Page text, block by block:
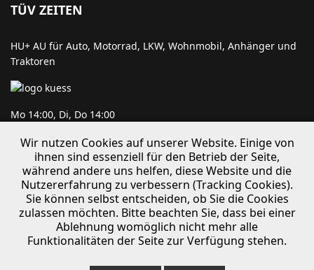
TÜV ZEITEN
HU+ AU für Auto, Motorrad, LKW, Wohnmobil, Anhänger und
Traktoren
Mo 14:00, Di, Do 14:00
Mi, Fr 14:30
mit Möglichkeit zur Eintragung nach §21
Wir nutzen Cookies auf unserer Website. Einige von
ihnen sind essenziell für den Betrieb der Seite,
während andere uns helfen, diese Website und die
Nutzererfahrung zu verbessern (Tracking Cookies).
Sie können selbst entscheiden, ob Sie die Cookies
zulassen möchten. Bitte beachten Sie, dass bei einer
Ablehnung womöglich nicht mehr alle
Funktionalitäten der Seite zur Verfügung stehen.